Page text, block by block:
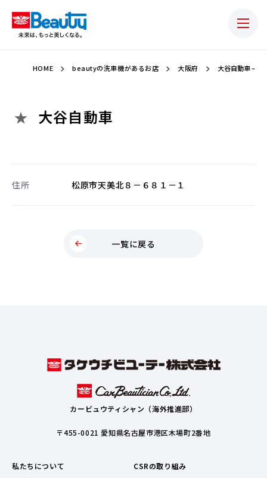
HOME beautyの洗車機があるお店 大阪府 大谷自動車 –
大谷自動車
住所 松原市天美北８－６８１－１
一覧に戻る
カービュウティシャン（海外推進部）
〒455-0021 愛知県名古屋市港区木場町2番地
私たちについて
CSRの取り組み